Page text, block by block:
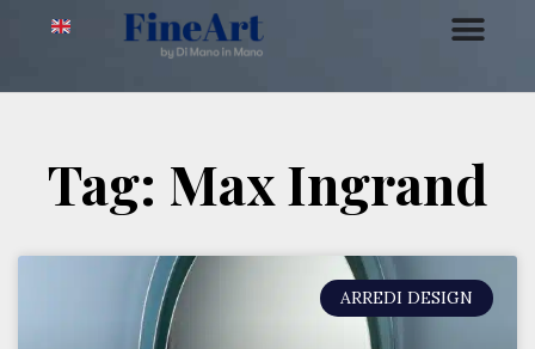
Tag: Max Ingrand
ARREDI DESIGN